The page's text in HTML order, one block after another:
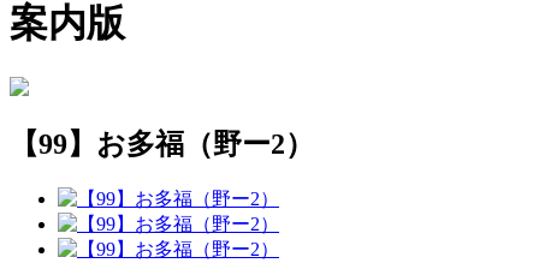
案内版
【99】お多福（野ー2）